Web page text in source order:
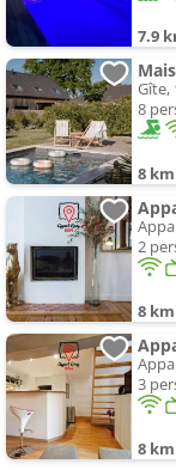
7.9
Gîte,
8
8 km
2
8 km
3
8 km